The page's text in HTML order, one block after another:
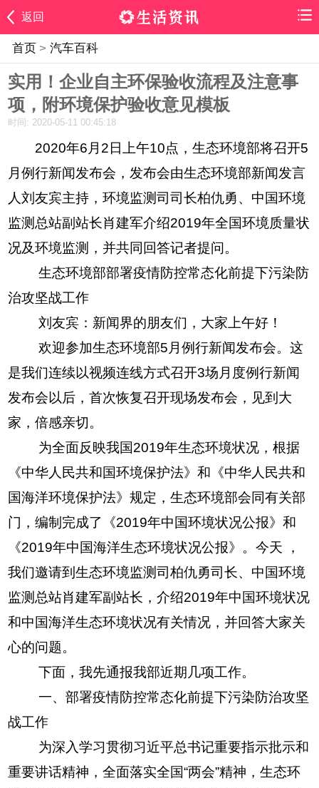
返回
首页 > 汽车百科
实用！企业自主环保验收流程及注意事
项，附环境保护验收意见模板
时间: 2020-05-11 00:45:18
2020年6月2日上午10点，生态环境部将召开5
月例行新闻发布会，发布会由生态环境部新闻发言
人刘友宾主持，环境监测司司长柏仇勇、中国环境
监测总站副站长肖建军介绍2019年全国环境质量状
况及环境监测，并共同回答记者提问。
生态环境部部署疫情防控常态化前提下污染防
治攻坚战工作
刘友宾：新闻界的朋友们，大家上午好！
欢迎参加生态环境部5月例行新闻发布会。这
是我们连续以视频连线方式召开3场月度例行新闻
发布会以后，首次恢复召开现场发布会，见到大
家，倍感亲切。
为全面反映我国2019年生态环境状况，根据
《中华人民共和国环境保护法》和《中华人民共和
国海洋环境保护法》规定，生态环境部会同有关部
门，编制完成了《2019年中国环境状况公报》和
《2019年中国海洋生态环境状况公报》。今天 ，
我们邀请到生态环境监测司柏仇勇司长、中国环境
监测总站肖建军副站长，介绍2019年中国环境状况
和中国海洋生态环境状况有关情况，并回答大家关
心的问题。
下面，我先通报我部近期几项工作。
一、部署疫情防控常态化前提下污染防治攻坚
战工作
为深入学习贯彻习近平总书记重要指示批示和
重要讲话精神，全面落实全国“两会”精神，生态环